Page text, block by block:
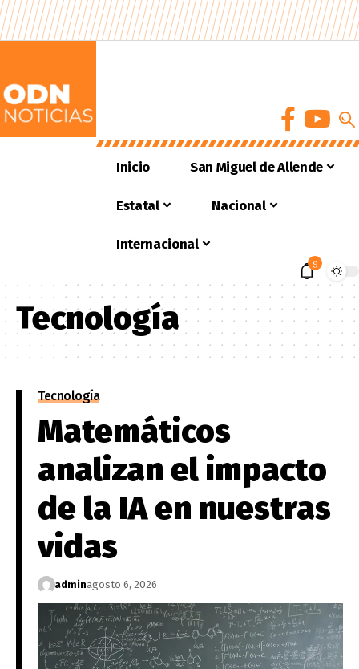
Inicio San Miguel de Allende
Estatal Nacional
Internacional
9
Tecnología
Tecnología
Matemáticos
analizan el impacto
de la IA en nuestras
vidas
adminagosto 6, 2026